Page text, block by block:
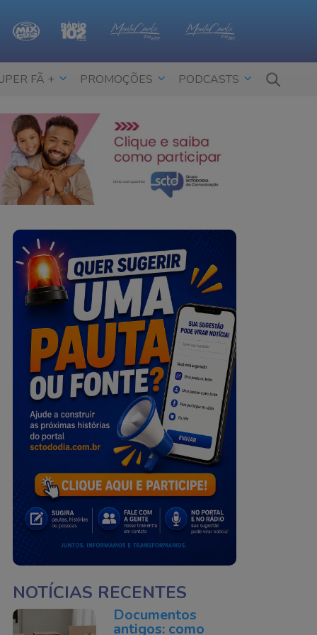
FÃ + PROMOÇÕES PODCASTS
NOTÍCIAS RECENTES
Documentos
antigos: como